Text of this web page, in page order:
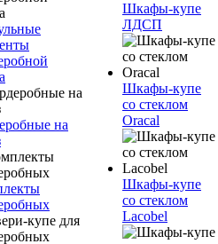
на
Шкафы-купе
ЛДСП
Шкафы-купе
со стеклом
Oracal
Шкафы-купе
со стеклом
Lacobel